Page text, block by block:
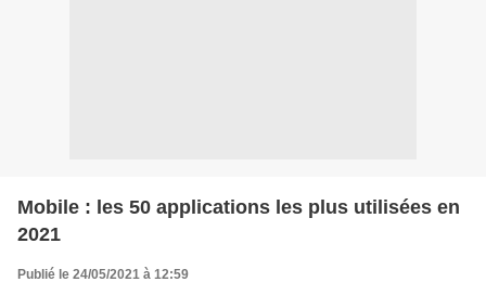
Mobile : les 50 applications les plus utilisées en
2021
Publié le 24/05/2021 à 12:59